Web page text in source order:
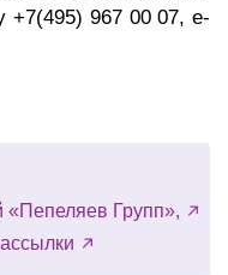
+7(495) 967 00 07, e-
«Пепеляев Групп»,